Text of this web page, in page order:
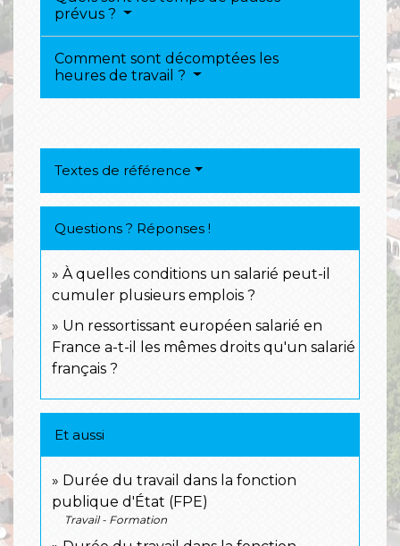
prévus ?
Comment sont décomptées les
heures de travail ?
Textes de référence
Questions ? Réponses !
À quelles conditions un salarié peut-il
cumuler plusieurs emplois ?
Un ressortissant européen salarié en
France a-t-il les mêmes droits qu'un salarié
français ?
Et aussi
Durée du travail dans la fonction
publique d'État (FPE)
Travail - Formation